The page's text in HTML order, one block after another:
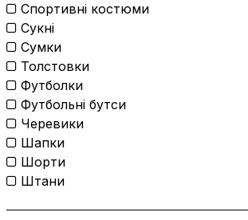
Спортивні костюми
Сукні
Сумки
Толстовки
Футболки
Футбольні бутси
Черевики
Шапки
Шорти
Штани